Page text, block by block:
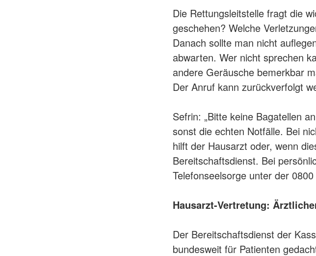
Die Rettungsleitstelle fragt die
geschehen? Welche
Danach sollte man nicht
abwarten. Wer nicht sprechen
andere Geräusche bemerkbar
Der Anruf kann zurückverfolgt
Sefrin: „Bitte keine Bagatellen
sonst die echten Notfälle. Bei
hilft der Hausarzt oder, wenn
Bereitschaftsdienst. Bei
Telefonseelsorge unter der
Hausarzt-Vertretung:
Der Bereitschaftsdienst der
bundesweit für Patienten